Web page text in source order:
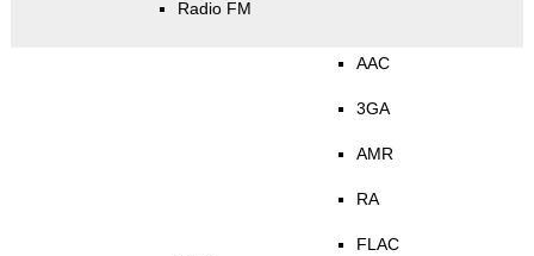
Radio FM
AAC
3GA
AMR
RA
FLAC